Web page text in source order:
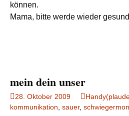
können.
Mama, bitte werde wieder
mein dein unser
28. Oktober 2009
kommunikation sauer,